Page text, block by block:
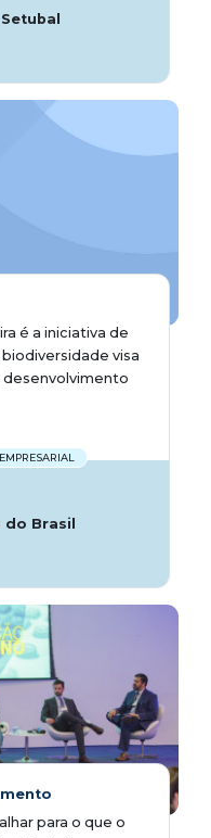
é a iniciativa de
visa
Brasil
para o que o